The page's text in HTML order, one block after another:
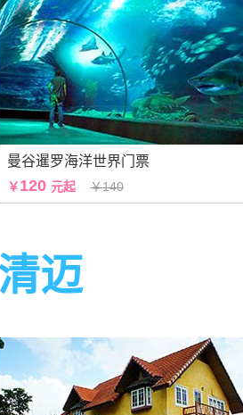
曼谷暹罗海洋世界门票
￥120 元起 ￥140
迈